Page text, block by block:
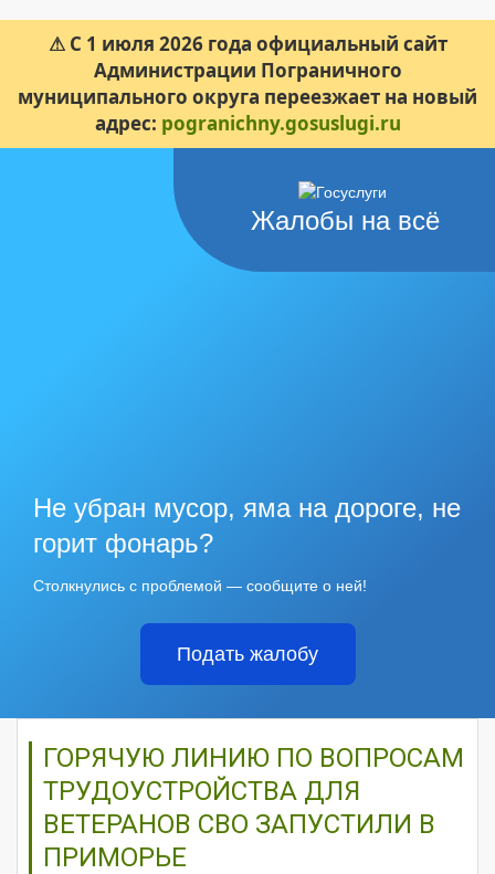
⚠ С 1 июля 2026 года официальный сайт
Администрации Пограничного
муниципального округа переезжает на новый
адрес: pogranichny.gosuslugi.ru
Жалобы на всё
Не убран мусор, яма на дороге, не
горит фонарь?
Столкнулись с проблемой — сообщите о ней!
Подать жалобу
ГОРЯЧУЮ ЛИНИЮ ПО ВОПРОСАМ
ТРУДОУСТРОЙСТВА ДЛЯ
ВЕТЕРАНОВ СВО ЗАПУСТИЛИ В
ПРИМОРЬЕ